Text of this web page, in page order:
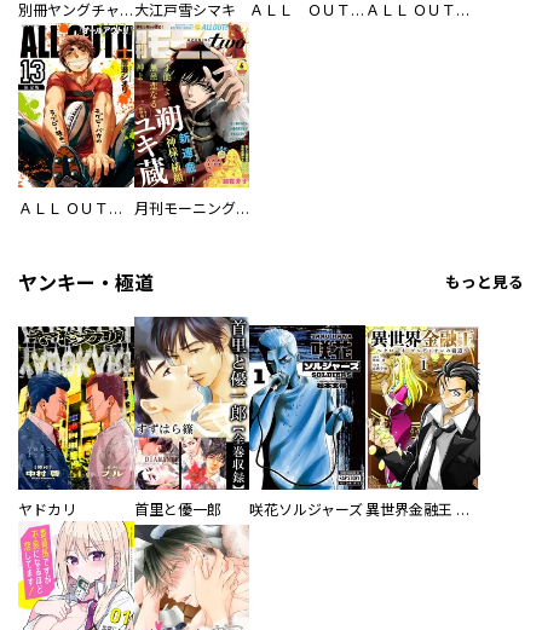
別冊ヤングチャンピオン 大江戸雪シマキ ＡＬＬ ＯＵＴ！！ オフィシャルキャラクターブック 公式選手名鑑 ＡＬＬ ＯＵＴ！！（１２） 限定版
ＡＬＬ ＯＵＴ！！（１３） 限定版 月刊モーニング・ツー
ヤンキー・極道 もっと見る
ヤドカリ 首里と優一郎 咲花ソルジャーズ 異世界金融王 ～クローネ・ゴルディオンの覇道～